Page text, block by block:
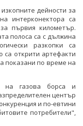
дейности за
интерконектора са
първия километър.
полоса са с дължина
разкопки са
са открити артефакти
показани по време на
на газова борса и
център
и по-евтини
потребители",